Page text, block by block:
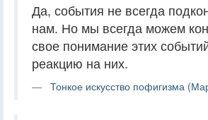
Да, события не всегда
нам. Но мы всегда можем
свое понимание этих
реакцию на них.
Тонкое искусство пофигизма